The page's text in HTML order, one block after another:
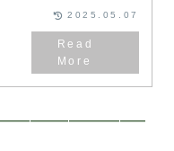
2025.05.07